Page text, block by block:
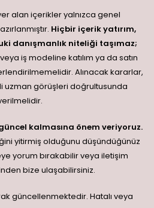
alan içerikler yalnızca genel
Hiçbir içerik yatırım,
danışmanlık niteliği taşımaz;
iş modeline katılım ya da satın
Alınacak kararlar,
uzman görüşleri doğrultusunda
kalmasına önem veriyoruz.
yitirmiş olduğunu düşündüğünüz
yorum bırakabilir veya iletişim
bize ulaşabilirsiniz.
güncellenmektedir. Hatalı veya